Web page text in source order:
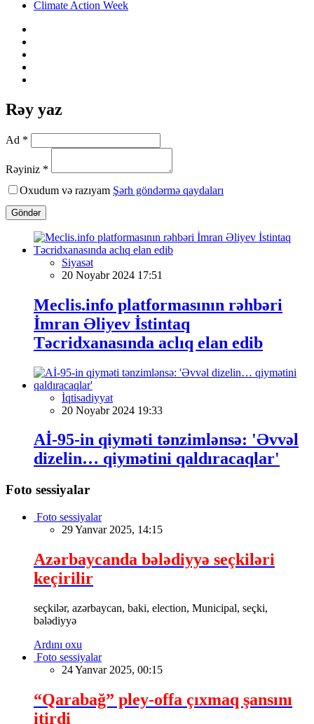
Climate Action Week
Rəy yaz
Ad *
Rəyiniz *
Oxudum və razıyam Şərh göndərmə qaydaları
Göndər
Siyasət
20 Noyabr 2024 17:51
Meclis.info platformasının rəhbəri
İmran Əliyev İstintaq
Təcridxanasında aclıq elan edib
İqtisadiyyat
20 Noyabr 2024 19:33
Aİ-95-in qiyməti tənzimlənsə: 'Əvvəl
dizelin… qiymətini qaldıracaqlar'
Foto sessiyalar
Foto sessiyalar
29 Yanvar 2025, 14:15
Azərbaycanda bələdiyyə seçkiləri
keçirilir
seçkilər, azərbaycan, baki, election, Municipal, seçki,
bələdiyyə
Ardını oxu
Foto sessiyalar
24 Yanvar 2025, 00:15
“Qarabağ” pley-offa çıxmaq şansını
itirdi